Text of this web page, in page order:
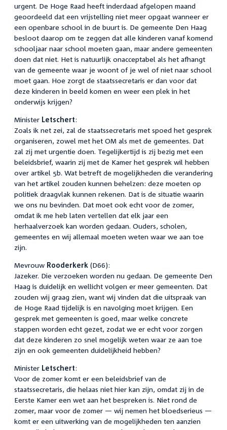
urgent. De Hoge Raad heeft inderdaad afgelopen maand
geoordeeld dat een vrijstelling niet meer opgaat wanneer er
een openbare school in de buurt is. De gemeente Den Haag
besloot daarop om te zeggen dat alle kinderen vanaf komend
schooljaar naar school moeten gaan, maar andere gemeenten
doen dat niet. Het is natuurlijk onacceptabel als het afhangt
van de gemeente waar je woont of je wel of niet naar school
moet gaan. Hoe zorgt de staatssecretaris er dan voor dat
deze kinderen in beeld komen en weer een plek in het
onderwijs krijgen?
Minister Letschert:
Zoals ik net zei, zal de staatssecretaris met spoed het gesprek
organiseren, zowel met het OM als met de gemeentes. Dat
zal zij met urgentie doen. Tegelijkertijd is zij bezig met een
beleidsbrief, waarin zij met de Kamer het gesprek wil hebben
over artikel 5b. Wat betreft de mogelijkheden die verandering
van het artikel zouden kunnen behelzen: deze moeten op
politiek draagvlak kunnen rekenen. Dat is de situatie waarin
we ons nu bevinden. Dat moet ook echt voor de zomer,
omdat ik me heb laten vertellen dat elk jaar een
herhaalverzoek kan worden gedaan. Ouders, scholen,
gemeentes en wij allemaal moeten weten waar we aan toe
zijn.
Mevrouw Rooderkerk (D66):
Jazeker. Die verzoeken worden nu gedaan. De gemeente Den
Haag is duidelijk en wellicht volgen er meer gemeenten. Dat
zouden wij graag zien, want wij vinden dat die uitspraak van
de Hoge Raad tijdelijk is en navolging moet krijgen. Een
gesprek met gemeenten is goed, maar welke concrete
stappen worden echt gezet, zodat we er echt voor zorgen
dat deze kinderen zo snel mogelijk weten waar ze aan toe
zijn en ook gemeenten duidelijkheid hebben?
Minister Letschert:
Voor de zomer komt er een beleidsbrief van de
staatssecretaris, die helaas niet hier kan zijn, omdat zij in de
Eerste Kamer een wet aan het bespreken is. Niet rond de
zomer, maar voor de zomer — wij nemen het bloedserieus —
komt er een uitwerking van de mogelijkheden ten aanzien